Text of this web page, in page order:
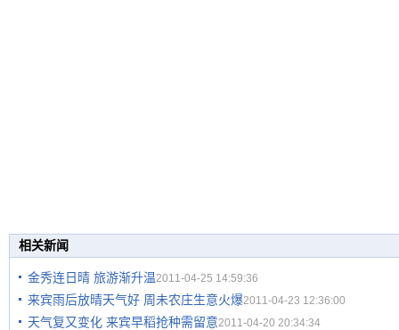
相关新闻
金秀连日晴 旅游渐升温2011-04-25 14:59:36
来宾雨后放晴天气好 周未农庄生意火爆2011-04-23 12:36:00
天气复又变化 来宾早稻抢种需留意2011-04-20 20:34:34